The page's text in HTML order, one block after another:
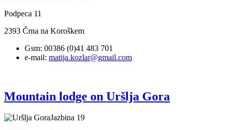
Podpeca 11
2393 Črna na Koroškem
Gsm: 00386 (0)41 483 701
e-mail: matija.kozlar@gmail.com
Mountain lodge on Uršlja Gora
Jazbina 19